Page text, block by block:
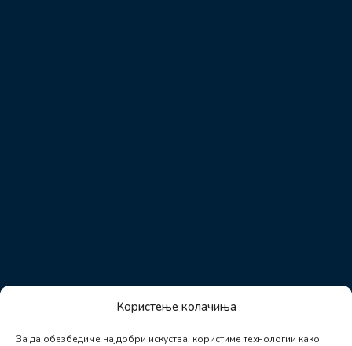
Користење колачиња
За да обезбедиме најдобри искуства, користиме технологии како